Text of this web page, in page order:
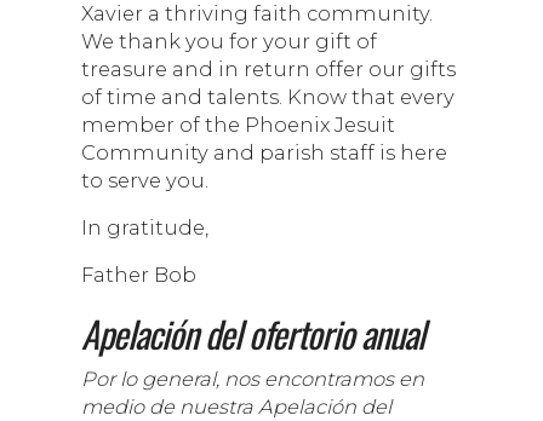
Xavier a thriving faith community.
We thank you for your gift of
treasure and in return offer our gifts
of time and talents. Know that every
member of the Phoenix Jesuit
Community and parish staff is here
to serve you.
In gratitude,
Father Bob
Apelación del ofertorio anual
Por lo general, nos encontramos en
medio de nuestra Apelación del